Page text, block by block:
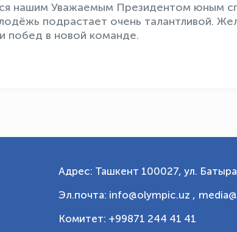
нашим Уважаемым Президентом юным
подрастает очень талантливой.
побед в новой команде.
Адрес: Ташкент 100027, ул.
Эл.почта: info@olympic.uz ,
Комитет: +99871 244 41 41